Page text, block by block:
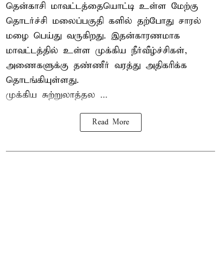
தென்காசி மாவட்டத்தையொட்டி உள்ள மேற்கு
தொடர்ச்சி மலைப்பகுதி களில் தற்போது சாரல்
மழை பெய்து வருகிறது. இதன்காரணமாக
மாவட்டத்தில் உள்ள முக்கிய நீர்வீழ்ச்சிகள்,
அணைகளுக்கு தண்ணீர் வரத்து அதிகரிக்க
தொடங்கியுள்ளது.
முக்கிய சுற்றுலாத்தல ...
Read More